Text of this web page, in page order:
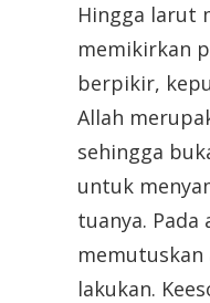
Hingga larut
memikirkan
berpikir,
Allah
sehingga
untuk
tuanya. Pada
memutuskan
lakukan.